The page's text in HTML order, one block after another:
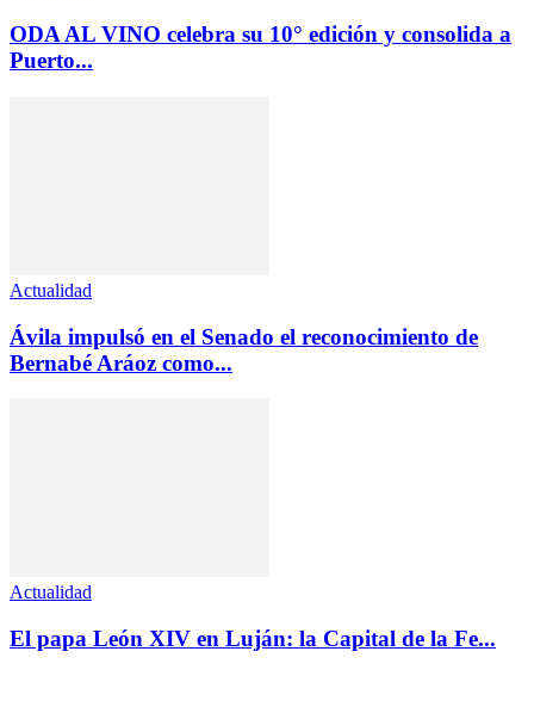
ODA AL VINO celebra su 10° edición y consolida a
Puerto...
Actualidad
Ávila impulsó en el Senado el reconocimiento de
Bernabé Aráoz como...
Actualidad
El papa León XIV en Luján: la Capital de la Fe...